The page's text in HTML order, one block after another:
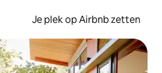
Je plek op Airbnb zetten